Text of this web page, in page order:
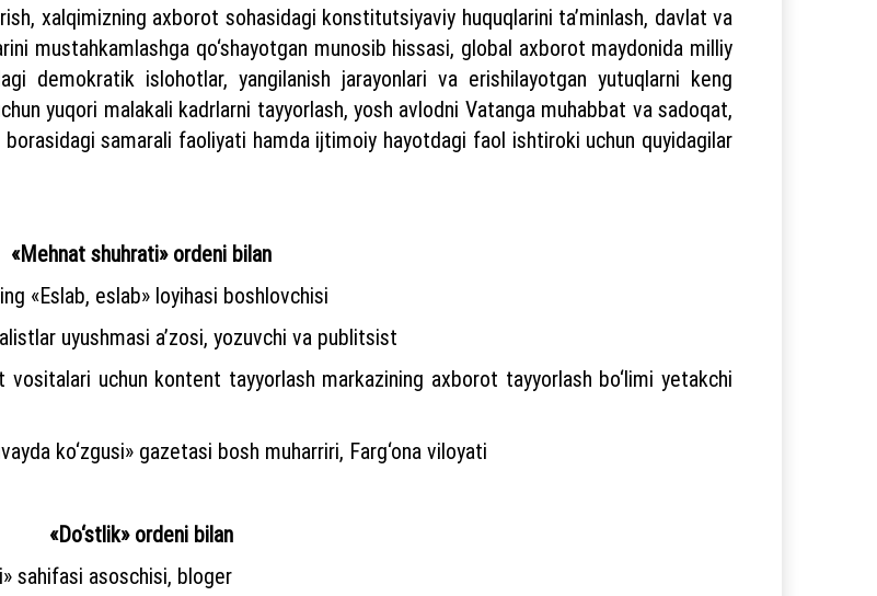
xalqimizning axborot sohasidagi konstitutsiyaviy huquqlarini ta’minlash, davlat va
mustahkamlashga qo‘shayotgan munosib hissasi, global axborot maydonida milliy
demokratik islohotlar, yangilanish jarayonlari va erishilayotgan yutuqlarni keng
yuqori malakali kadrlarni tayyorlash, yosh avlodni Vatanga muhabbat va sadoqat,
samarali faoliyati hamda ijtimoiy hayotdagi faol ishtiroki uchun quyidagilar
«Mehnat shuhrati» ordeni bilan
«Eslab, eslab» loyihasi boshlovchisi
uyushmasi a’zosi, yozuvchi va publitsist
uchun kontent tayyorlash markazining axborot tayyorlash bo‘limi yetakchi
ko‘zgusi» gazetasi bosh muharriri, Farg‘ona viloyati
«Do‘stlik» ordeni bilan
sahifasi asoschisi, bloger